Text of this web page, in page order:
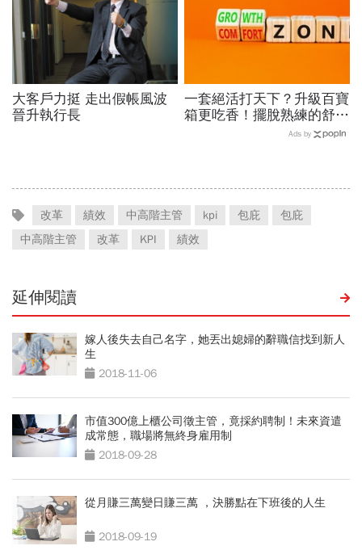
大客戶力挺 走出假帳風波
晉升執行長
一套絕活打天下？升級百寶
箱更吃香！擺脫熟練的舒適
圈，跳出越做越窄的專業陷
Ads by
改革 績效 中高階主管 kpi 包庇
包庇
中高階主管
改革 KPI 績效
延伸閱讀
嫁人後失去自己名字，她丟出媳婦的辭職信找到新人
生
2018-11-06
市值300億上櫃公司徵主管，竟採約聘制！未來資遣
成常態，職場將無終身雇用制
2018-09-28
從月賺三萬變日賺三萬 ，決勝點在下班後的人生
2018-09-19